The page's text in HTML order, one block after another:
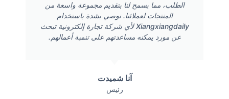
الطلب، مما يسمح لنا بتقديم مجموعة واسعة من
المنتجات لعملائنا. نوصي بشدة باستخدام
Xiangxiangdaily لأي شركة تجارة إلكترونية تبحث
عن مورد يمكنه مساعدتهم على تنمية أعمالهم.
آنا شميدت
رئيس